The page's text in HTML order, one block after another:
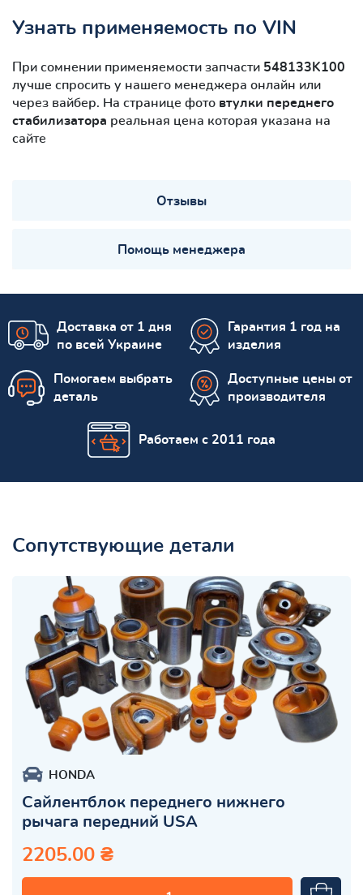
Узнать применяемость по VIN
При сомнении применяемости запчасти 548133K100
лучше спросить у нашего менеджера онлайн или
через вайбер. На странице фото втулки переднего
стабилизатора реальная цена которая указана на
сайте
Отзывы
Помощь менеджера
Доставка от 1 дня
по всей Украине
Гарантия 1 год на
изделия
Помогаем выбрать
деталь
Доступные цены от
производителя
Работаем с 2011 года
Сопутствующие детали
HONDA
Сайлентблок переднего нижнего
рычага передний USA
2205.00 ₴